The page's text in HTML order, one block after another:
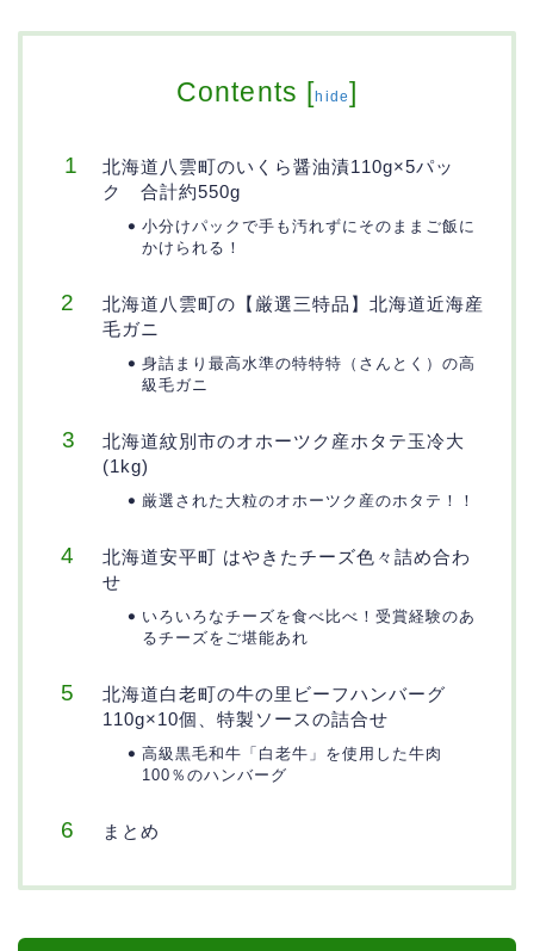
Contents [hide]
北海道八雲町のいくら醤油漬110g×5パッ
ク 合計約550g
小分けパックで手も汚れずにそのままご飯に
かけられる！
北海道八雲町の【厳選三特品】北海道近海産
毛ガニ
身詰まり最高水準の特特特（さんとく）の高
級毛ガニ
北海道紋別市のオホーツク産ホタテ玉冷大
(1kg)
厳選された大粒のオホーツク産のホタテ！！
北海道安平町 はやきたチーズ色々詰め合わ
せ
いろいろなチーズを食べ比べ！受賞経験のあ
るチーズをご堪能あれ
北海道白老町の牛の里ビーフハンバーグ
110g×10個、特製ソースの詰合せ
高級黒毛和牛「白老牛」を使用した牛肉
100％のハンバーグ
まとめ